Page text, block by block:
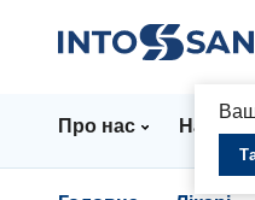
Про нас